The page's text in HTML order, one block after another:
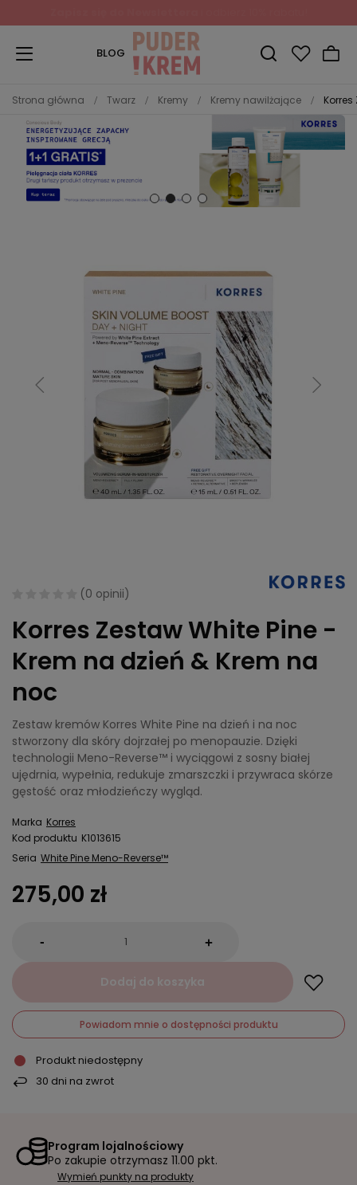
BLOG
Strona główna Twarz Kremy Kremy nawilżające
(0 opinii)
Korres Zestaw White Pine -
Krem na dzień & Krem na
noc
Zestaw kremów Korres White Pine na dzień i na noc
stworzony dla skóry dojrzałej po menopauzie. Dzięki
technologii Meno-Reverse™ i wyciągowi z sosny białej
ujędrnia, wypełnia, redukuje zmarszczki i przywraca skórze
gęstość oraz młodzieńczy wygląd.
Marka Korres
Kod produktu K1013615
Seria White Pine Meno-Reverse™
275,00 zł
- +
Dodaj do koszyka
Powiadom mnie o dostępności produktu
Produkt niedostępny
30 dni na zwrot
Program lojalnościowy
Po zakupie otrzymasz 11.00 pkt.
Wymień punkty na produkty